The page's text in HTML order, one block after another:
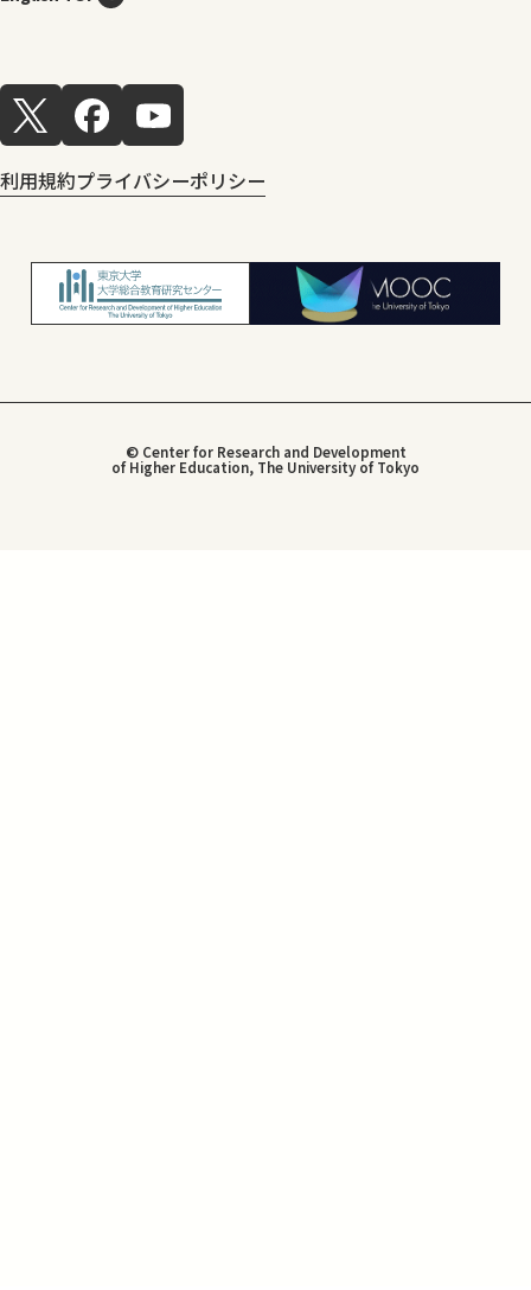
利用規約プライバシーポリシー
© Center for Research and Development
of Higher Education, The University of Tokyo